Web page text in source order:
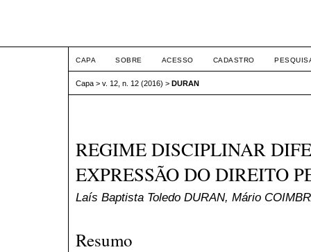
CAPA SOBRE ACESSO CADASTRO
Capa > v. 12, n. 12 (2016) > DURAN
REGIME DISCIPLINAR
EXPRESSÃO DO DIREITO
Laís Baptista Toledo DURAN, Mário
Resumo